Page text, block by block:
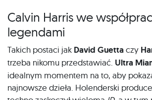
Calvin Harris we
legendami
Takich postaci jak David Guettaczy
trzeba nikomu przedstawiać. Ultra
idealnym momentem na to, aby
najnowsze dzieła. Holenderski